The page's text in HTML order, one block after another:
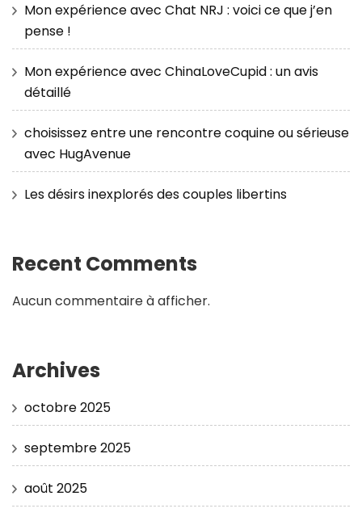
Mon expérience avec Chat NRJ : voici ce que j’en
pense !
Mon expérience avec ChinaLoveCupid : un avis
détaillé
choisissez entre une rencontre coquine ou sérieuse
avec HugAvenue
Les désirs inexplorés des couples libertins
Recent Comments
Aucun commentaire à afficher.
Archives
octobre 2025
septembre 2025
août 2025